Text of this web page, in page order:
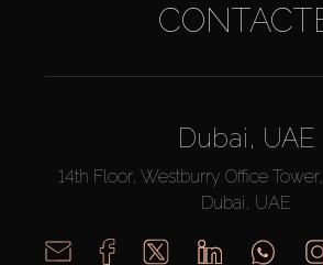
Dubai, UAE
14th Floor, Westburry Office
Dubai, UAE